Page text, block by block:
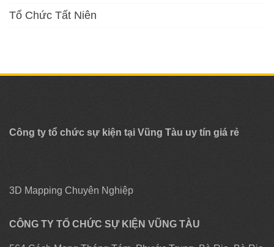
Tổ Chức Tất Niên
Công ty tổ chức sự kiện tại Vũng Tàu uy tín giá rẻ
3D Mapping Chuyên Nghiệp
CÔNG TY TỔ CHỨC SỰ KIỆN VŨNG TÀU